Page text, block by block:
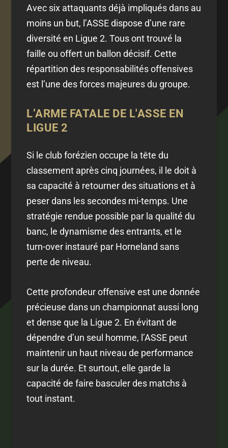
Avec six attaquants déjà impliqués dans au
moins un but, l’ASSE dispose d’une rare
diversité en Ligue 2. Tous ont trouvé la
faille ou offert un ballon décisif. Cette
répartition des responsabilités offensives
est l’une des forces majeures du groupe.
L’ARME FATALE DE L'ASSE EN
LIGUE 2
Si le club forézien occupe la tête du
classement après cinq journées, il le doit à
sa capacité à retourner des situations et à
peser dans les secondes mi-temps. Une
stratégie rendue possible par la qualité du
banc, le dynamisme des entrants, et le
turn-over instauré par Horneland sans
perte de niveau.
Cette profondeur offensive est une donnée
précieuse dans un championnat aussi long
et dense que la Ligue 2. En évitant de
dépendre d’un seul homme, l’ASSE peut
maintenir un haut niveau de performance
sur la durée. Et surtout, elle garde la
capacité de faire basculer des matchs à
tout instant.